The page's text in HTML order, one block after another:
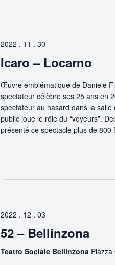
2022 . 11 . 30
Icaro – Locarno
Œuvre emblématique de Daniele
spectateur célèbre ses 25 ans en
spectateur au hasard dans la
public joue le rôle du “voyeurs”.
présenté ce spectacle plus de
2022 . 12 . 03
52 – Bellinzona
Teatro Sociale Bellinzona